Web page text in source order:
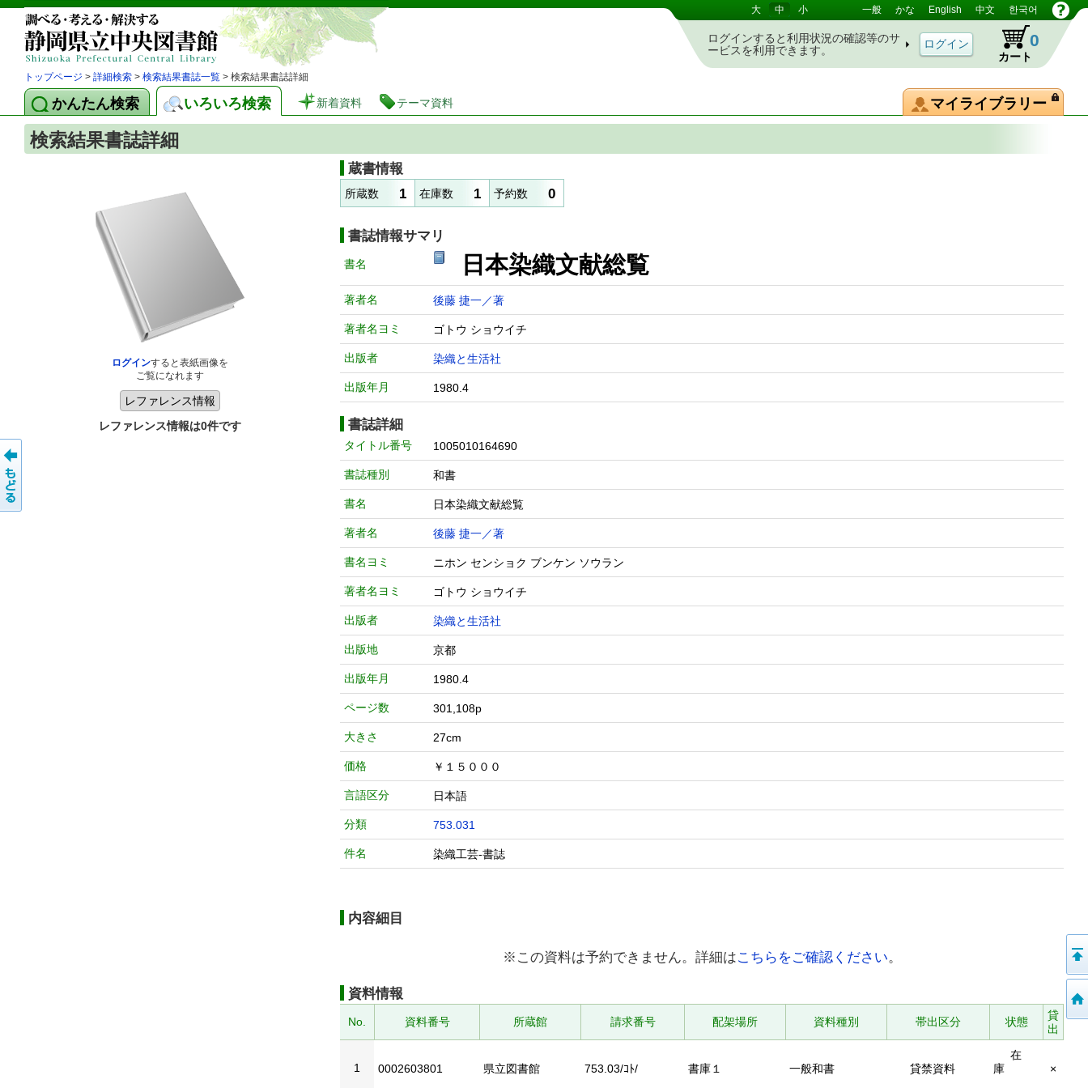
静岡県立図書館 蔵書検索・予約システム 大 中 小 一般 かな English 中文 한국어
ログインすると利用状況の確認等のサ
ービスを利用できます。
カート
0
トップページ > 詳細検索 > 検索結果書誌一覧 > 検索結果書誌詳細
かんたん検索 いろいろ検索 新着資料 テーマ資料 マイライブラリー
検索結果書誌詳細
ログインすると表紙画像を
ご覧になれます
レファレンス情報は0件です
蔵書情報
所蔵数 1 在庫数 1 予約数 0
書誌情報サマリ
書名 日本染織文献総覧
著者名 後藤 捷一／著
著者名ヨミ ゴトウ ショウイチ
出版者 染織と生活社
出版年月 1980.4
書誌詳細
タイトル番号 1005010164690
書誌種別 和書
書名 日本染織文献総覧
著者名 後藤 捷一／著
書名ヨミ ニホン センショク ブンケン ソウラン
著者名ヨミ ゴトウ ショウイチ
出版者 染織と生活社
出版地 京都
出版年月 1980.4
ページ数 301,108p
大きさ 27cm
価格 ￥１５０００
言語区分 日本語
分類 753.031
件名 染織工芸-書誌
内容細目
※この資料は予約できません。詳細はこちらをご確認ください。
資料情報
No. 資料番号 所蔵館 請求番号 配架場所 資料種別 帯出区分 状態
貸
出
1 0002603801 県立図書館 753.03/ｺﾄ/ 書庫１ 一般和書 貸禁資料
在
庫
×